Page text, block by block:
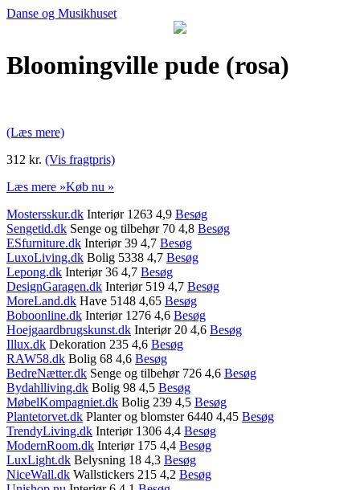
Danse og Musikhuset
Bloomingville pude (rosa)
(Læs mere)
312 kr. (Vis fragtpris)
Læs mere »Køb nu »
Mostersskur.dk Interiør 1263 4,9 Besøg
Sengetid.dk Senge og tilbehør 70 4,8 Besøg
ESfurniture.dk Interiør 39 4,7 Besøg
LuxoLiving.dk Bolig 5338 4,7 Besøg
Lepong.dk Interiør 36 4,7 Besøg
DesignGaragen.dk Interiør 519 4,7 Besøg
MoreLand.dk Have 5148 4,65 Besøg
Boboonline.dk Interiør 1276 4,6 Besøg
Hoejgaardbrugskunst.dk Interiør 20 4,6 Besøg
Illux.dk Dekoration 235 4,6 Besøg
RAW58.dk Bolig 68 4,6 Besøg
BedreNætter.dk Senge og tilbehør 726 4,6 Besøg
Bydahlliving.dk Bolig 98 4,5 Besøg
MøbelKompagniet.dk Bolig 239 4,5 Besøg
Plantetorvet.dk Planter og blomster 6440 4,45 Besøg
TrendyLiving.dk Interiør 1306 4,4 Besøg
ModernRoom.dk Interiør 175 4,4 Besøg
LuxLight.dk Belysning 18 4,3 Besøg
NiceWall.dk Wallstickers 215 4,2 Besøg